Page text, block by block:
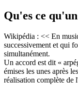
Qu'es ce
Wikipédia : << En
successivement et qui
simultanément.
Un accord est dit «
émises les unes après
réalisation complète de